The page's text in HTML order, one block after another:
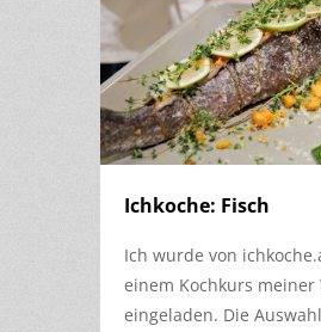
Ichkoche: Fisch
Ich wurde von
einem Kochkurs meiner
eingeladen. Die